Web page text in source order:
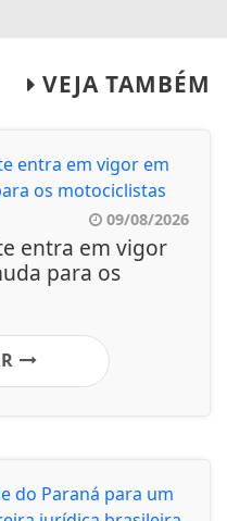
VEJA TAMBÉM
09/08/2026
entra em vigor
para os